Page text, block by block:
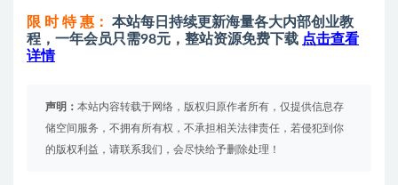
限 时 特 惠：
本站每日持续更新海量各大内部创业教
程，一年会员只需98元，整站资源免费下载 点击查看
详情
声明： 本站内容转载于网络，版权归原作者所有，仅提供信息存
储空间服务，不拥有所有权，不承担相关法律责任，若侵犯到你
的版权利益，请联系我们，会尽快给予删除处理！